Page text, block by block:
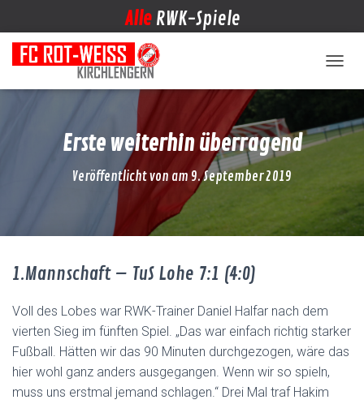
Alle RWK-Spiele
Erste weiterhin überragend
Veröffentlicht von am 9. September 2019
1.Mannschaft – TuS Lohe 7:1 (4:0)
Voll des Lobes war RWK-Trainer Daniel Halfar nach dem
vierten Sieg im fünften Spiel. „Das war einfach richtig starker
Fußball. Hätten wir das 90 Minuten durchgezogen, wäre das
hier wohl ganz anders ausgegangen. Wenn wir so spieln,
muss uns erstmal jemand schlagen.“ Drei Mal traf Hakim